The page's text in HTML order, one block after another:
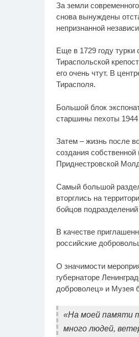
За земли
снова вынуждены
непризнанной
Еще в 1729 году турки
Тираспольской
его очень чтут. В
Тирасполя.
Большой блок
старшины пехоты 1944
Затем – жизнь после
создания собственной
Приднестровской
Самый большой
вторглись на
бойцов
В качестве
российские
О значимости
губернаторе
доброволец» и Музея
«На моей памяти
много людей,